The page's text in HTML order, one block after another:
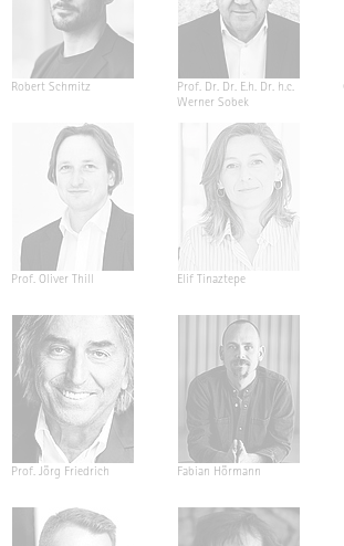
Robert Schmitz
Prof. Dr. Dr. E.h. Dr. h.c.
Werner Sobek
Prof. Oliver Thill Elif Tinaztepe
Prof. Jörg Friedrich Fabian Hörmann